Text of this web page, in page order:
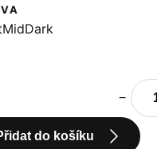
MidDark
−
do košíku